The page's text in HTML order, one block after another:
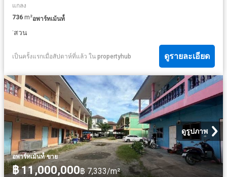
แกลง
736 m²อพาร์ทเม้นท์์
·สวน
เป็นครั้งแรกเมื่อสัปดาห์ที่แล้ว ใน propertyhub ดูรายละเอียด
ดูรูปภาพ
อพาร์ทเม้นท์์·ขาย
฿ 11,000,000฿ 7,333/m²